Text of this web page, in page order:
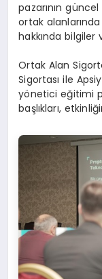
pazarının
ortak
hakkında bilgiler
Ortak Alan
Sigortası ile
yönetici eğitimi
başlıkları,